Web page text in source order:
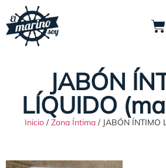
JABÓN
LÍQUIDO
Inicio/Zona Íntima/ JABÓN ÍNTIMO